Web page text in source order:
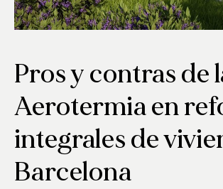
Pros y contras de
Aerotermia en
integrales de
Barcelona